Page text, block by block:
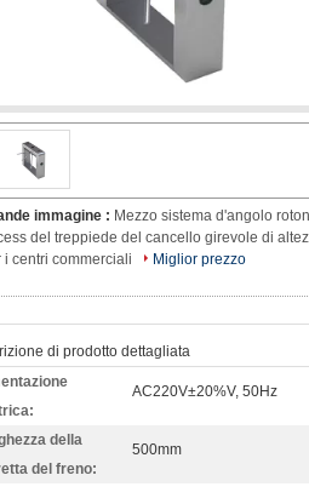
immagine : Mezzo sistema d'angolo
del treppiede del cancello girevole di
i centri commerciali
Miglior prezzo
di prodotto dettagliata
AC220V±20%V, 50Hz
della
del freno:
500mm